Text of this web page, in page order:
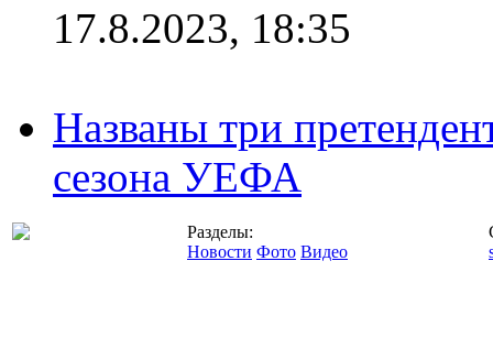
17.8.2023, 18:35
Названы три
сезона УЕФА
Разделы:
Новости Фото Видео